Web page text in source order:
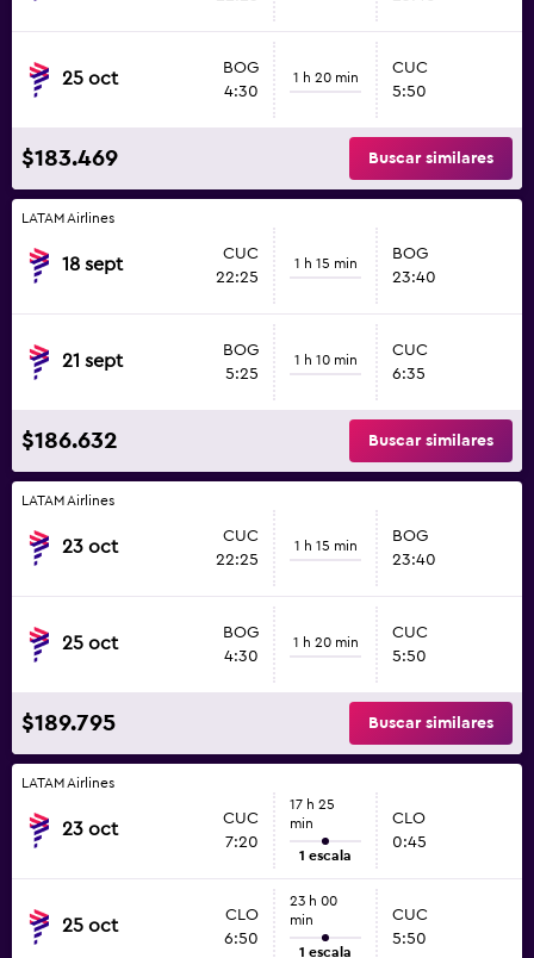
25 oct
BOG
4:30
1 h 20 min
CUC
5:50
$183.469 Buscar similares
LATAM Airlines
18 sept
CUC
22:25
1 h 15 min
BOG
23:40
21 sept
BOG
5:25
1 h 10 min
CUC
6:35
$186.632 Buscar similares
LATAM Airlines
23 oct
CUC
22:25
1 h 15 min
BOG
23:40
25 oct
BOG
4:30
1 h 20 min
CUC
5:50
$189.795 Buscar similares
LATAM Airlines
23 oct
CUC
7:20
17 h 25
min
1 escala
CLO
0:45
25 oct
CLO
6:50
23 h 00
min
1 escala
CUC
5:50